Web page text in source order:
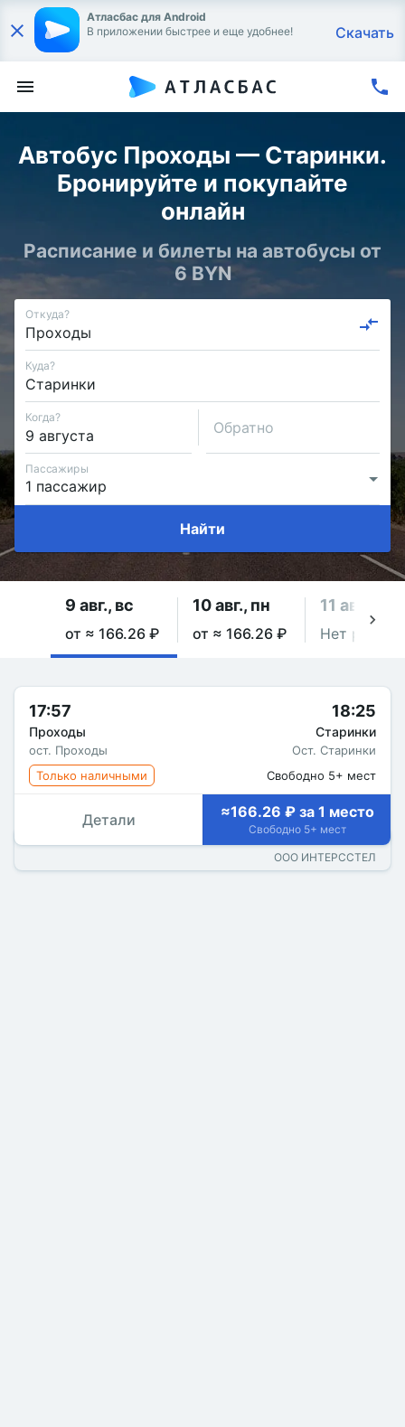
Атласбас для Android
В приложении быстрее и еще удобнее!
Скачать
Автобус Проходы — Старинки.
Бронируйте и покупайте
онлайн
Расписание и билеты на автобусы от
6 BYN
Откуда?
Куда?
Когда?
Обратно
Пассажиры
Найти
9 авг., вс
от ≈ 166.26 ₽
10 авг., пн
от ≈ 166.26 ₽
11 авг., вт
Нет рейсов
17:57
Проходы
ост. Проходы
18:25
Старинки
Ост. Старинки
Только наличными
Свободно 5+ мест
Детали ≈166.26 ₽ за 1 место
Свободно 5+ мест
ООО ИНТЕРССТЕЛ